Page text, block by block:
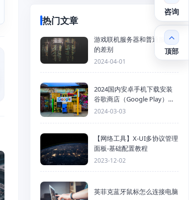
热门文章
游戏联机服务器和普通服务器
的差别
2024-04-01
2024国内安卓手机下载安装
谷歌商店（Google Play）详
细步骤
2024-03-03
【网络工具】X-UI多协议管理
面板-基础配置教程
2023-12-02
英菲克蓝牙鼠标怎么连接电脑
咨询
顶部